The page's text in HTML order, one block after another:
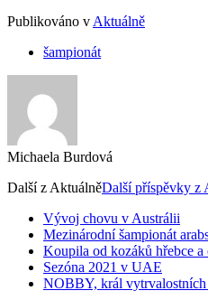
Publikováno v Aktuálně
šampionát
Michaela Burdová
Další z AktuálněDalší příspěvky z
Vývoj chovu v Austrálii
Mezinárodní šampionát
Koupila od kozáků hřebce
Sezóna 2021 v UAE
NOBBY, král vytrvalostních